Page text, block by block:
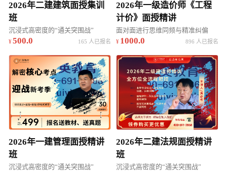
2026年二建建筑面授集训
班
沉浸式高密度的“通关突围战”
500.0 165 人已报名
2026年一级造价师《工程
计价》面授精讲
面对面进行思维同频与精准纠偏
1000.0 896 人已报名
2026年一建管理面授精讲
班
沉浸式高密度的“通关突围战”
2026年二建法规面授精讲
班
沉浸式高密度的“通关突围战”